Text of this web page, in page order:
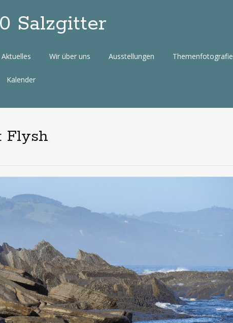
Salzgitter
Aktuelles Wir über uns Ausstellungen Themenfotografie
Kalender
Flysh